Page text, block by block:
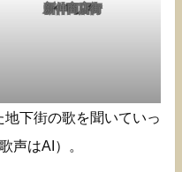
新仲商店街
下街の歌を聞いていっ
声はAI）。